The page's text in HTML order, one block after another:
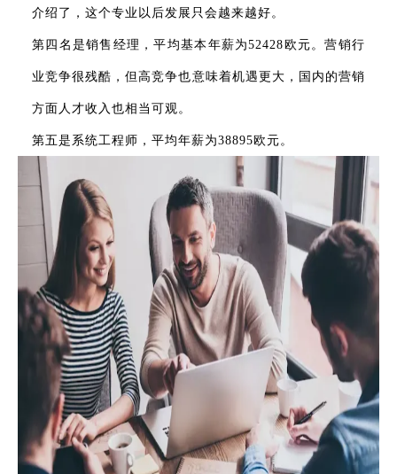
介绍了，这个专业以后发展只会越来越好。
第四名是销售经理，平均基本年薪为52428欧元。营销行
业竞争很残酷，但高竞争也意味着机遇更大，国内的营销
方面人才收入也相当可观。
第五是系统工程师，平均年薪为38895欧元。